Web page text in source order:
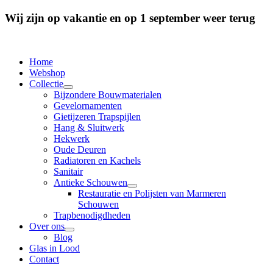
Wij zijn op vakantie en op 1 september weer terug
Home
Webshop
Collectie
Bijzondere Bouwmaterialen
Gevelornamenten
Gietijzeren Trapspijlen
Hang & Sluitwerk
Hekwerk
Oude Deuren
Radiatoren en Kachels
Sanitair
Antieke Schouwen
Restauratie en Polijsten van Marmeren
Schouwen
Trapbenodigdheden
Over ons
Blog
Glas in Lood
Contact